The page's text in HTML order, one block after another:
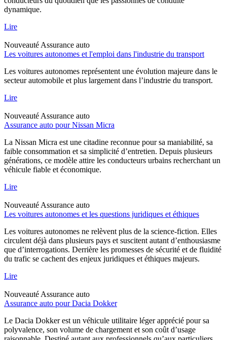
dynamique.
Lire
Nouveauté Assurance auto
Les voitures autonomes et l'emploi dans l'industrie du transport
Les voitures autonomes représentent une évolution majeure dans le
secteur automobile et plus largement dans l’industrie du transport.
Lire
Nouveauté Assurance auto
Assurance auto pour Nissan Micra
La Nissan Micra est une citadine reconnue pour sa maniabilité, sa
faible consommation et sa simplicité d’entretien. Depuis plusieurs
générations, ce modèle attire les conducteurs urbains recherchant un
véhicule fiable et économique.
Lire
Nouveauté Assurance auto
Les voitures autonomes et les questions juridiques et éthiques
Les voitures autonomes ne relèvent plus de la science-fiction. Elles
circulent déjà dans plusieurs pays et suscitent autant d’enthousiasme
que d’interrogations. Derrière les promesses de sécurité et de fluidité
du trafic se cachent des enjeux juridiques et éthiques majeurs.
Lire
Nouveauté Assurance auto
Assurance auto pour Dacia Dokker
Le Dacia Dokker est un véhicule utilitaire léger apprécié pour sa
polyvalence, son volume de chargement et son coût d’usage